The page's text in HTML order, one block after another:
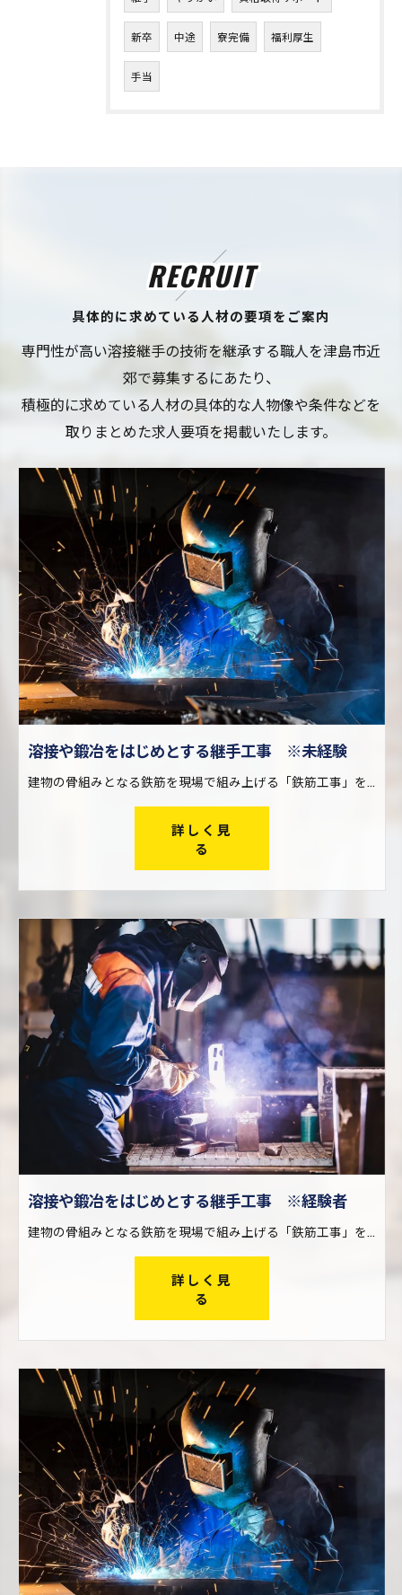
新卒 中途 寮完備 福利厚生
手当
具体的に求めている人材の要項をご案内
RECRUIT
専門性が高い溶接継手の技術を継承する職人を津島市近
郊で募集するにあたり、
積極的に求めている人材の具体的な人物像や条件などを
取りまとめた求人要項を掲載いたします。
溶接や鍛冶をはじめとする継手工事 ※未経験
詳しく見
る
溶接や鍛冶をはじめとする継手工事 ※経験者
建物の骨組みとなる鉄筋を現場で組み上げる「鉄筋工事」を行う際、火や電気を使った溶接・鍛冶によって鉄筋どうしを繋ぐ仕事です。 鉄筋は工場で製造された後、搬入しやすいようにある程度の長さに切断されます。継手工事は、この短い鉄筋どうしを現場で再び繋ぎ合わせる仕事。大きな建物を建設する際に欠かせない工事です。 一口に継手工事と言っても、その工法は様々。アイズ継手技工株式会社では幅広い継手工事に対応し、他社ではできない仕事も請け負っているため、現場経験を通してレベルの高い技術が身に付きます。
詳しく見
る